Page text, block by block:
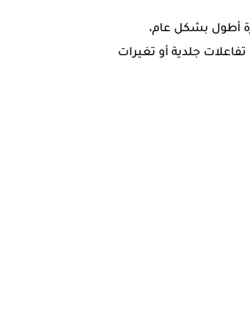
أطول بشكل عام،
جلدية أو تغيرات